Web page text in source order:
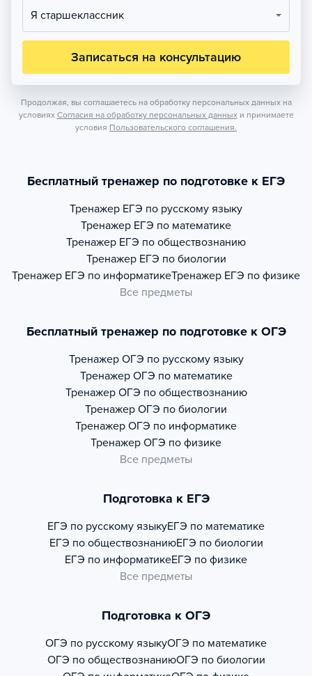
Я старшеклассник
Записаться на консультацию
Продолжая, вы соглашаетесь на обработку персональных данных на
условиях Согласия на обработку персональных данных и принимаете
условия Пользовательского соглашения.
Бесплатный тренажер по подготовке к ЕГЭ
Тренажер ЕГЭ по русскому языку
Тренажер ЕГЭ по математике
Тренажер ЕГЭ по обществознанию
Тренажер ЕГЭ по биологии
Тренажер ЕГЭ по информатикеТренажер ЕГЭ по физике
Все предметы
Бесплатный тренажер по подготовке к ОГЭ
Тренажер ОГЭ по русскому языку
Тренажер ОГЭ по математике
Тренажер ОГЭ по обществознанию
Тренажер ОГЭ по биологии
Тренажер ОГЭ по информатике
Тренажер ОГЭ по физике
Все предметы
Подготовка к ЕГЭ
ЕГЭ по русскому языкуЕГЭ по математике
ЕГЭ по обществознаниюЕГЭ по биологии
ЕГЭ по информатикеЕГЭ по физике
Все предметы
Подготовка к ОГЭ
ОГЭ по русскому языкуОГЭ по математике
ОГЭ по обществознаниюОГЭ по биологии